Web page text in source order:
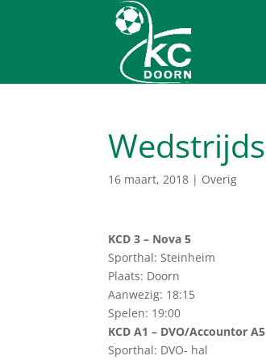
16 maart, 2018 | Overig
KCD 3 – Nova 5
Sporthal: Steinheim
Plaats: Doorn
Aanwezig: 18:15
Spelen: 19:00
KCD A1 – DVO/Accountor A5
Sporthal: DVO- hal